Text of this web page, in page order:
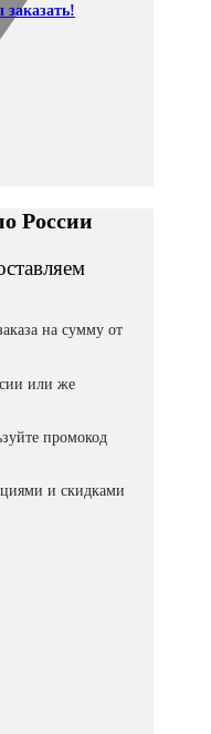
России
на сумму от
или же
промокод
и скидками